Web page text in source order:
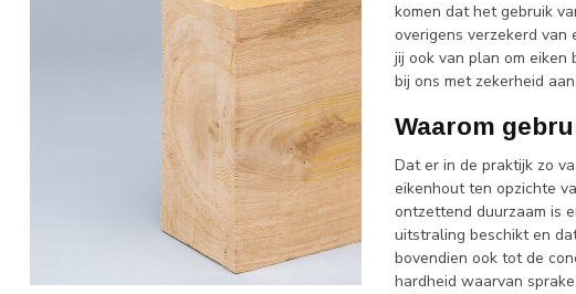
komen dat het gebruik
overigens verzekerd van
jij ook van plan om
bij ons met zekerheid
Waarom
Dat er in de praktijk zo
eikenhout ten opzichte
ontzettend duurzaam is
uitstraling beschikt en
bovendien ook tot de
hardheid waarvan sprake